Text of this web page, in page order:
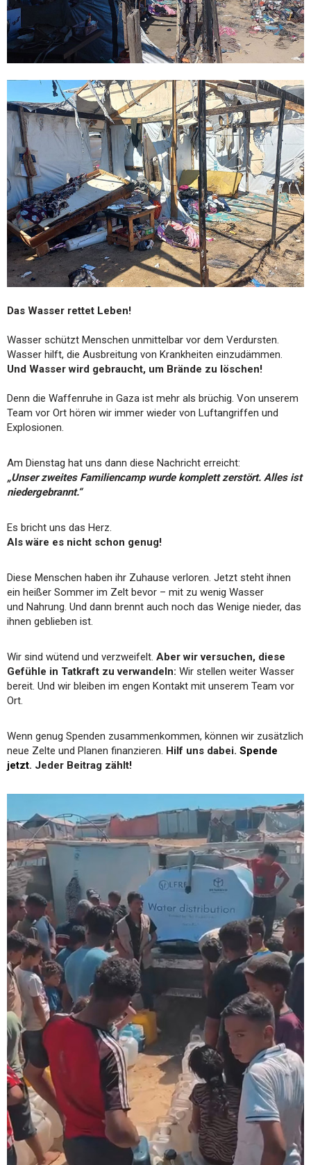
Das Wasser rettet Leben!
Wasser schützt Menschen unmittelbar vor dem Verdursten.
Wasser hilft, die Ausbreitung von Krankheiten einzudämmen.
Und Wasser wird gebraucht, um Brände zu löschen!
Denn die Waffenruhe in Gaza ist mehr als brüchig. Von unserem
Team vor Ort hören wir immer wieder von Luftangriffen und
Explosionen.
Am Dienstag hat uns dann diese Nachricht erreicht:
„Unser zweites Familiencamp wurde komplett zerstört. Alles ist
niedergebrannt.“
Es bricht uns das Herz.
Als wäre es nicht schon genug!
Diese Menschen haben ihr Zuhause verloren. Jetzt steht ihnen
ein heißer Sommer im Zelt bevor – mit zu wenig Wasser
und Nahrung. Und dann brennt auch noch das Wenige nieder, das
ihnen geblieben ist.
Wir sind wütend und verzweifelt. Aber wir versuchen, diese
Gefühle in Tatkraft zu verwandeln: Wir stellen weiter Wasser
bereit. Und wir bleiben im engen Kontakt mit unserem Team vor
Ort.
Wenn genug Spenden zusammenkommen, können wir zusätzlich
neue Zelte und Planen finanzieren. Hilf uns dabei. Spende
jetzt. Jeder Beitrag zählt!